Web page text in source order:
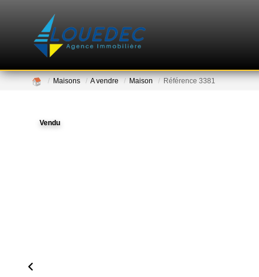
Maisons A vendre Maison Référence 3381
Vendu